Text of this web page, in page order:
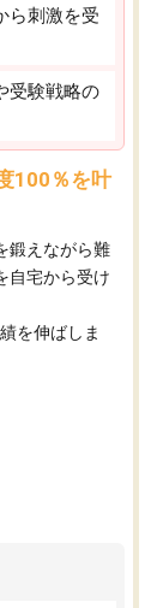
ら刺激を受
受験戦略の
100％を叶
鍛えながら難
自宅から受け
を伸ばしま